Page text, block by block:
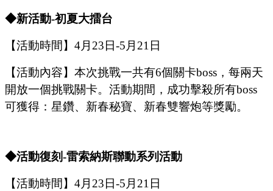
◆新活動-初夏大擂台
【活動時間】 4月 23 日-5 月 21 日
【活動內容】 本次挑戰一共有6個關卡boss，每兩天
開放一個挑戰關卡。活動期間，成功擊殺所有boss
可獲得：星鑽、新春秘寶、新春雙響炮等獎勵。
◆活動復刻-雷索納斯聯動系列活動
【活動時間】 4月 23 日-5 月 21 日